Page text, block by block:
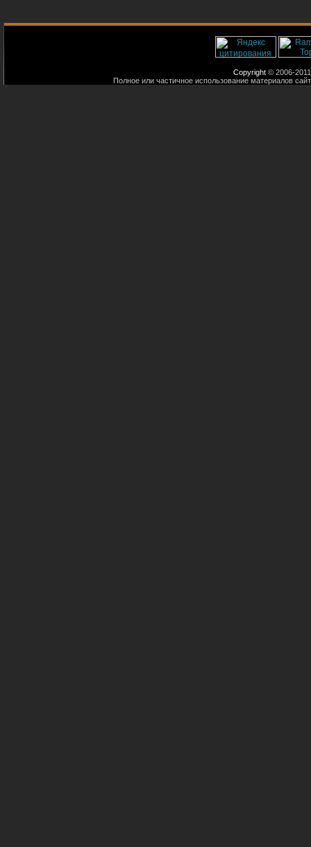
Copyright © 2006-
Полное или частичное использование материалов